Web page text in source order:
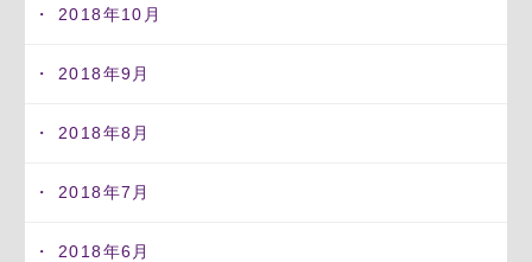
2018年10月
2018年9月
2018年8月
2018年7月
2018年6月